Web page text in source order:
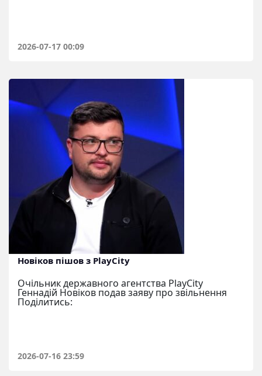
2026-07-17 00:09
Новіков пішов з PlayCity
Очільник державного агентства PlayCity
Геннадій Новіков подав заяву про звільнення
Поділитись:
2026-07-16 23:59